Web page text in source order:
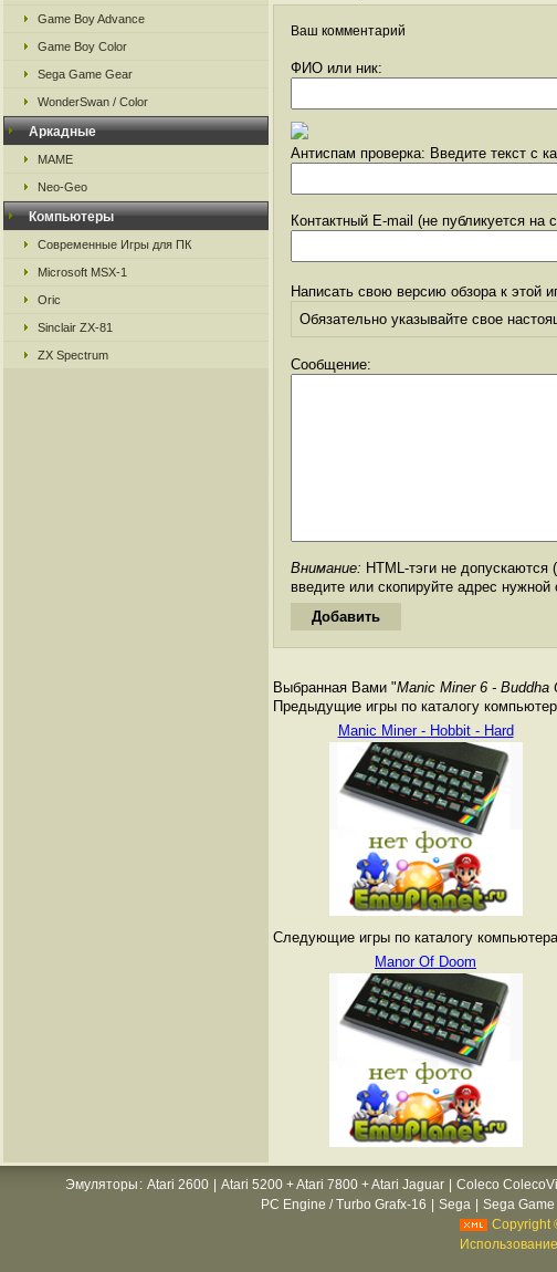
Game Boy Advance
Game Boy Color
Sega Game Gear
WonderSwan / Color
Аркадные
MAME
Neo-Geo
Компьютеры
Современные Игры для ПК
Microsoft MSX-1
Oric
Sinclair ZX-81
ZX Spectrum
Ваш комментарий
ФИО или ник:
Антиспам проверка: Введите текст с
Контактный E-mail (не публикуется на
Написать свою версию обзора к этой
Обязательно указывайте свое
Сообщение:
Внимание: HTML-тэги не
введите или скопируйте адрес
Выбранная Вами "Manic Miner 6 - Buddha
Предыдущие игры по каталогу
Manic Miner - Hobbit - Hard
Следующие игры по каталогу
Manor Of Doom
Эмуляторы : Atari 2600 Atari 5200 + Atari 7800 + Atari Jaguar Coleco
PC Engine / Turbo Grafx-16
Sega Sega Game
Copyright